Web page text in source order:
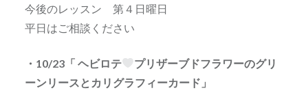
今後のレッスン 第４日曜日
平日はご相談ください
・10/23「 ヘビロテ
プリザーブドフラワーのグリ
ーンリースとカリグラフィーカード」